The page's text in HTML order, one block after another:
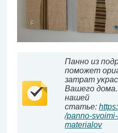
Панно из
поможет
затрат
Вашего
нашей
статье:
/panno-
materialov